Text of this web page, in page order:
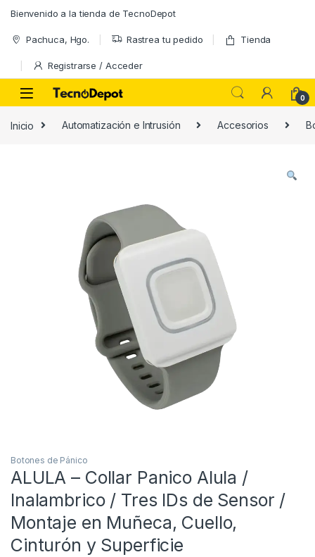
Bienvenido a la tienda de TecnoDepot
Pachuca, Hgo. Rastrea tu pedido Tienda
Registrarse / Acceder
0
Inicio Automatización e Intrusión Accesorios
Botones de Pánico
ALULA – Collar Panico Alula /
Inalambrico / Tres IDs de Sensor /
Montaje en Muñeca, Cuello,
Cinturón y Superficie